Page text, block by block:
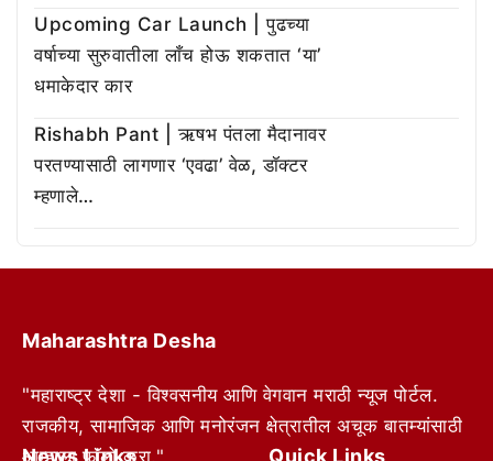
Upcoming Car Launch | पुढच्या
वर्षाच्या सुरुवातीला लाँच होऊ शकतात ‘या’
धमाकेदार कार
Rishabh Pant | ऋषभ पंतला मैदानावर
परतण्यासाठी लागणार ‘एवढा’ वेळ, डॉक्टर
म्हणाले…
Maharashtra Desha
"महाराष्ट्र देशा - विश्वसनीय आणि वेगवान मराठी न्यूज पोर्टल.
राजकीय, सामाजिक आणि मनोरंजन क्षेत्रातील अचूक बातम्यांसाठी
आम्हाला फॉलो करा."
News Links Quick Links